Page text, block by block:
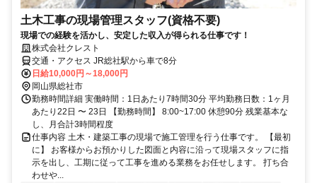
土木工事の現場管理スタッフ(資格不要)
現場での経験を活かし、安定した収入が得られる仕事です！
株式会社クレスト
交通・アクセス JR総社駅から車で8分
日給10,000円～18,000円
岡山県総社市
勤務時間詳細 実働時間：1日あたり7時間30分 平均勤務日数：1ヶ月
あたり22日 〜 23日 【勤務時間】 8:00~17:00 休憩90分 残業基本な
し、月合計3時間程度
仕事内容 土木・建築工事の現場で施工管理を行う仕事です。 【最初
に】 お客様からお預かりした図面と内容に沿って現場スタッフに指
示を出し、工期に従って工事を進める業務をお任せします。 打ち合
わせや...